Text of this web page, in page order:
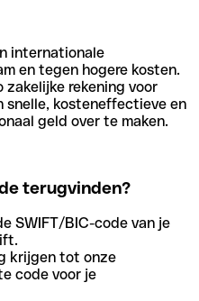
internationale
en tegen hogere kosten.
rekening voor
kosteneffectieve en
geld over te maken.
terugvinden?
SWIFT/BIC-code van je
krijgen tot onze
code voor je